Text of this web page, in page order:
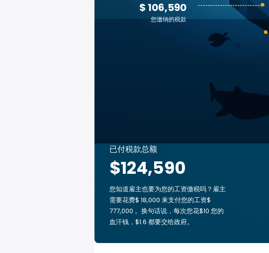
$ 106,590
您缴纳的税款
已付税款总额
$124,590
您知道雇主也要为您的工资缴税吗？雇主
需要花费$ 18,000 来支付您的工资$
777,000 。换句话说，每次您花$10 您的
血汗钱，$1.6 都要交给政府。